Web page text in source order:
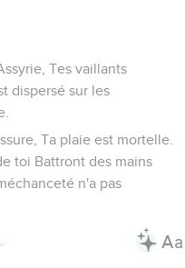
Tes vaillants
dispersé sur les
Ta plaie est mortelle.
toi Battront des mains
n'a pas